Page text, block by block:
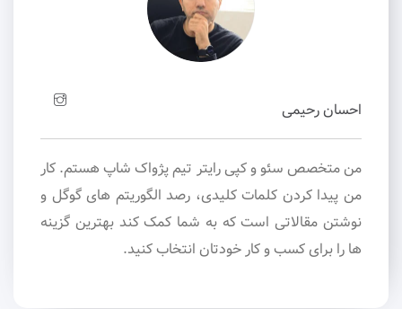
احسان رحیمی
من متخصص سئو و کپی رایتر تیم پژواک شاپ هستم. کار
من پیدا کردن کلمات کلیدی، رصد الگوریتم های گوگل و
نوشتن مقالاتی است که به شما کمک کند بهترین گزینه
ها را برای کسب و کار خودتان انتخاب کنید.